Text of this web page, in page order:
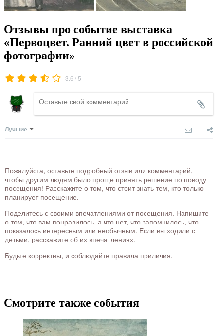
Отзывы про событие выставка
«Первоцвет. Ранний цвет в российской
фотографии»
3.6 / 5
Лучшие
Пожалуйста, оставьте подробный отзыв или комментарий,
чтобы другим людям было проще принять решение по поводу
посещения! Расскажите о том, что стоит знать тем, кто только
планирует посещение.
Поделитесь с своими впечатлениями от посещения. Напишите
о том, что вам понравилось, а что нет, что запомнилось, что
показалось интересным или необычным. Если вы ходили с
детьми, расскажите об их впечатлениях.
Будьте корректны, и соблюдайте правила приличия.
Смотрите также события